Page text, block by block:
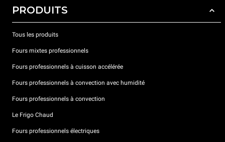
PRODUITS
Tous les produits
Fours mixtes professionnels
Fours professionnels à cuisson accélérée
Fours professionnels à convection avec humidité
Fours professionnels à convection
Le Frigo Chaud
Fours professionnels électriques